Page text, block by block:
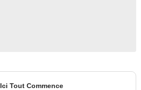
Ici Tout Commence